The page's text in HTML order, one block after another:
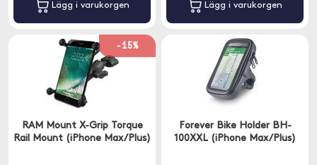
Lägg i varukorgen Lägg i varukorgen
-15%
RAM Mount X-Grip Torque
Rail Mount (iPhone Max/Plus)
Forever Bike Holder BH-
100XXL (iPhone Max/Plus)